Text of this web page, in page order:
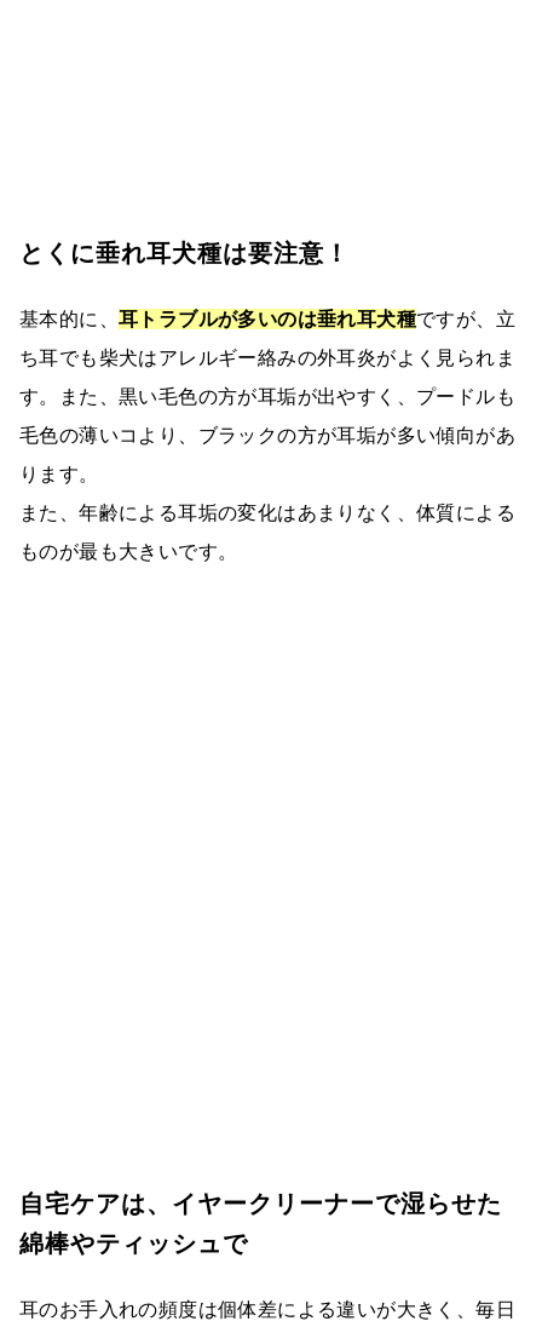
とくに垂れ耳犬種は要注意！
基本的に、 耳トラブルが多いのは垂れ耳犬種ですが、立
ち耳でも柴犬はアレルギー絡みの外耳炎がよく見られま
す。また、黒い毛色の方が耳垢が出やすく、プードルも
毛色の薄いコより、ブラックの方が耳垢が多い傾向があ
ります。
また、年齢による耳垢の変化はあまりなく、体質による
ものが最も大きいです。
自宅ケアは、イヤークリーナーで湿らせた
綿棒やティッシュで
耳のお手入れの頻度は個体差による違いが大きく、毎日